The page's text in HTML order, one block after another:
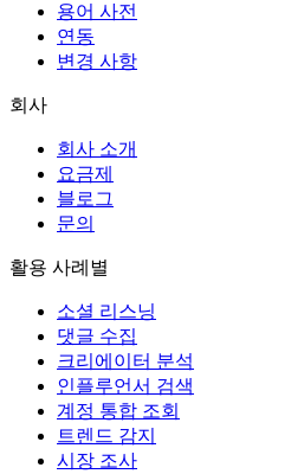
용어 사전
연동
변경 사항
회사
회사 소개
요금제
블로그
문의
활용 사례별
소셜 리스닝
댓글 수집
크리에이터 분석
인플루언서 검색
계정 통합 조회
트렌드 감지
시장 조사